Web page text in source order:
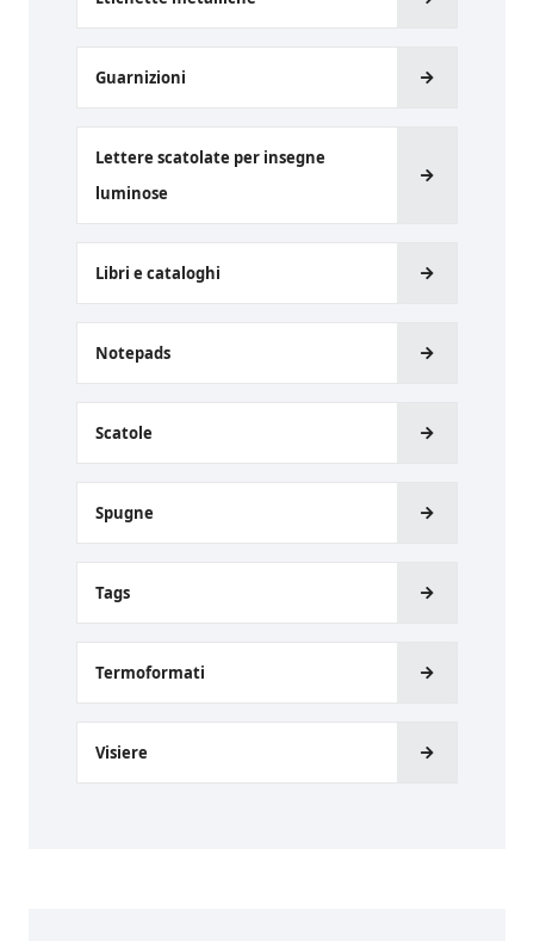
Guarnizioni
Lettere scatolate per insegne
luminose
Libri e cataloghi
Notepads
Scatole
Spugne
Tags
Termoformati
Visiere